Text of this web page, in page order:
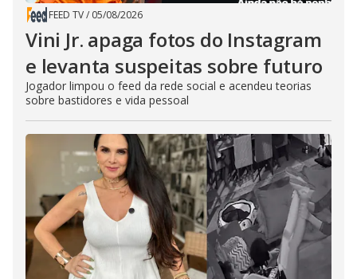
FEED TV/ 05/08/2026
Vini Jr. apaga fotos do Instagram
e levanta suspeitas sobre futuro
Jogador limpou o feed da rede social e acendeu teorias
sobre bastidores e vida pessoal